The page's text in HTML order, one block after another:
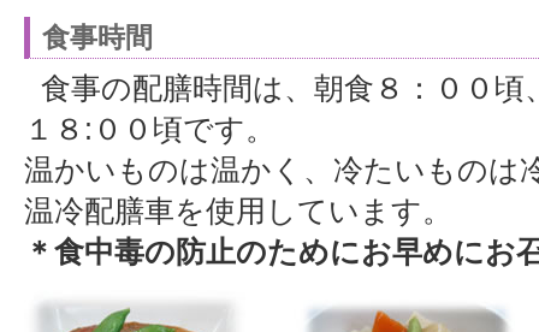
食事時間
食事の配膳時間は、朝食８：００頃
１８:００頃です。
温かいものは温かく、冷たいものは
温冷配膳車を使用しています。
＊食中毒の防止のためにお早めにお